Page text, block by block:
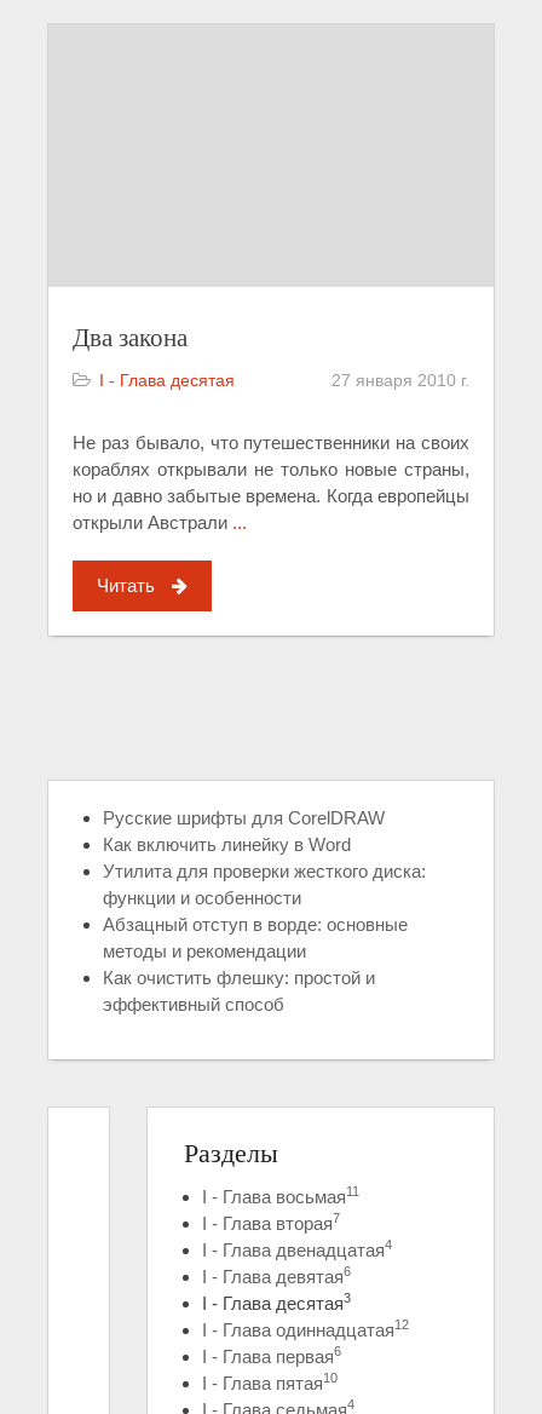
Два закона
I - Глава десятая 27 января 2010 г.
Не раз бывало, что путешественники на своих
кораблях открывали не только новые страны,
но и давно забытые времена. Когда европейцы
открыли Австрали ...
Читать
Русские шрифты для CorelDRAW
Как включить линейку в Word
Утилита для проверки жесткого диска:
функции и особенности
Абзацный отступ в ворде: основные
методы и рекомендации
Как очистить флешку: простой и
эффективный способ
Разделы
I - Глава восьмая11
I - Глава вторая7
I - Глава двенадцатая4
I - Глава девятая6
I - Глава десятая3
I - Глава одиннадцатая12
I - Глава первая6
I - Глава пятая10
I - Глава седьмая4